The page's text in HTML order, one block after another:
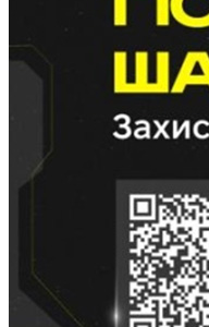
Вивчаємо
Дитяча сторінка
Новини про
Ресурс для
ЦУЖМ
Проєкт
Про шахрайські
Медична
Статут УТОГ
Нормативна
Конвенція ООН